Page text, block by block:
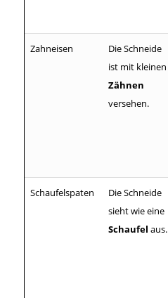
Zahneisen
Die Schneide
ist mit kleinen
Zähnen
versehen.
Schaufelspaten
Die Schneide
sieht wie eine
Schaufel aus.